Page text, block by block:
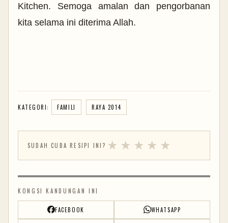
Kitchen. Semoga amalan dan pengorbanan
kita selama ini diterima Allah.
KATEGORI: FAMILI RAYA 2014
SUDAH CUBA RESIPI INI? ★ ★ ★ ★ ★
KONGSI KANDUNGAN INI
FACEBOOK WHATSAPP